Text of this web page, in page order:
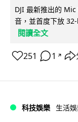
DJI 最新推出的
音，並首度下放
閱讀全文
251 1 ↗
科技娛樂 生活